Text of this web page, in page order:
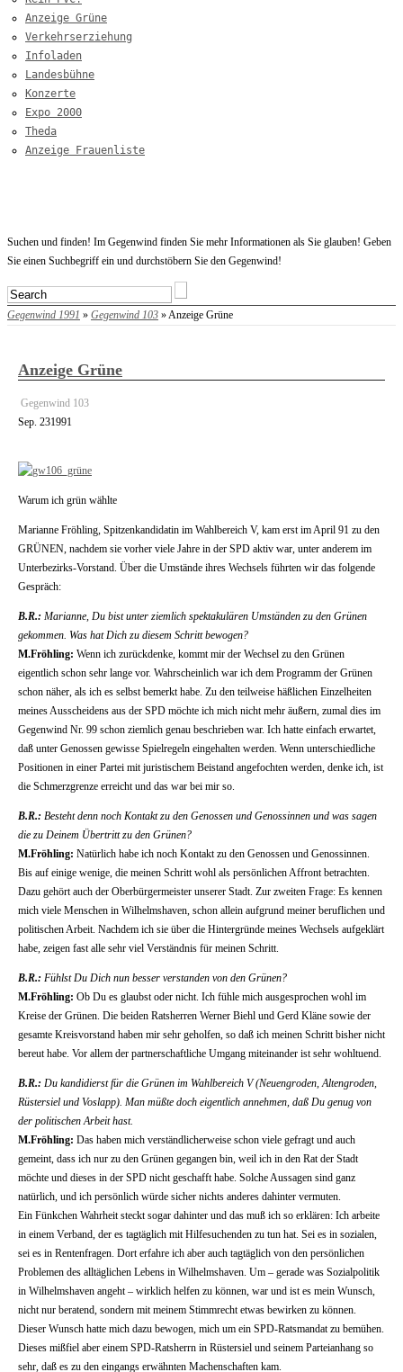
Anzeige Grüne
Verkehrserziehung
Infoladen
Landesbühne
Konzerte
Expo 2000
Theda
Anzeige Frauenliste
Startseite
Suchen und finden! Im Gegenwind finden Sie mehr Informationen als Sie glauben! Geben
Sie einen Suchbegriff ein und durchstöbern Sie den Gegenwind!
Gegenwind 1991 » Gegenwind 103 » Anzeige Grüne
Anzeige Grüne
Gegenwind 103
Sep. 231991
Warum ich grün wählte
Marianne Fröhling, Spitzenkandidatin im Wahlbereich V, kam erst im April 91 zu den
GRÜNEN, nachdem sie vorher viele Jahre in der SPD aktiv war, unter anderem im
Unterbezirks-Vorstand. Über die Umstände ihres Wechsels führten wir das folgende
Gespräch:
B.R.: Marianne, Du bist unter ziemlich spektakulären Umständen zu den Grünen
gekommen. Was hat Dich zu diesem Schritt bewogen?
M.Fröhling: Wenn ich zurückdenke, kommt mir der Wechsel zu den Grünen
eigentlich schon sehr lange vor. Wahrscheinlich war ich dem Programm der Grünen
schon näher, als ich es selbst bemerkt habe. Zu den teilweise häßlichen Einzelheiten
meines Ausscheidens aus der SPD möchte ich mich nicht mehr äußern, zumal dies im
Gegenwind Nr. 99 schon ziemlich genau beschrieben war. Ich hatte einfach erwartet,
daß unter Genossen gewisse Spielregeln eingehalten werden. Wenn unterschiedliche
Positionen in einer Partei mit juristischem Beistand angefochten werden, denke ich, ist
die Schmerzgrenze erreicht und das war bei mir so.
B.R.: Besteht denn noch Kontakt zu den Genossen und Genossinnen und was sagen
die zu Deinem Übertritt zu den Grünen?
M.Fröhling: Natürlich habe ich noch Kontakt zu den Genossen und Genossinnen.
Bis auf einige wenige, die meinen Schritt wohl als persönlichen Affront betrachten.
Dazu gehört auch der Oberbürgermeister unserer Stadt. Zur zweiten Frage: Es kennen
mich viele Menschen in Wilhelmshaven, schon allein aufgrund meiner beruflichen und
politischen Arbeit. Nachdem ich sie über die Hintergründe meines Wechsels aufgeklärt
habe, zeigen fast alle sehr viel Verständnis für meinen Schritt.
B.R.: Fühlst Du Dich nun besser verstanden von den Grünen?
M.Fröhling: Ob Du es glaubst oder nicht. Ich fühle mich ausgesprochen wohl im
Kreise der Grünen. Die beiden Ratsherren Werner Biehl und Gerd Kläne sowie der
gesamte Kreisvorstand haben mir sehr geholfen, so daß ich meinen Schritt bisher nicht
bereut habe. Vor allem der partnerschaftliche Umgang miteinander ist sehr wohltuend.
B.R.: Du kandidierst für die Grünen im Wahlbereich V (Neuengroden, Altengroden,
Rüstersiel und Voslapp). Man müßte doch eigentlich annehmen, daß Du genug von
der politischen Arbeit hast.
M.Fröhling: Das haben mich verständlicherweise schon viele gefragt und auch
gemeint, dass ich nur zu den Grünen gegangen bin, weil ich in den Rat der Stadt
möchte und dieses in der SPD nicht geschafft habe. Solche Aussagen sind ganz
natürlich, und ich persönlich würde sicher nichts anderes dahinter vermuten.
Ein Fünkchen Wahrheit steckt sogar dahinter und das muß ich so erklären: Ich arbeite
in einem Verband, der es tagtäglich mit Hilfesuchenden zu tun hat. Sei es in sozialen,
sei es in Rentenfragen. Dort erfahre ich aber auch tagtäglich von den persönlichen
Problemen des alltäglichen Lebens in Wilhelmshaven. Um – gerade was Sozialpolitik
in Wilhelmshaven angeht – wirklich helfen zu können, war und ist es mein Wunsch,
nicht nur beratend, sondern mit meinem Stimmrecht etwas bewirken zu können.
Dieser Wunsch hatte mich dazu bewogen, mich um ein SPD-Ratsmandat zu bemühen.
Dieses mißfiel aber einem SPD-Ratsherrn in Rüstersiel und seinem Parteianhang so
sehr, daß es zu den eingangs erwähnten Machenschaften kam.